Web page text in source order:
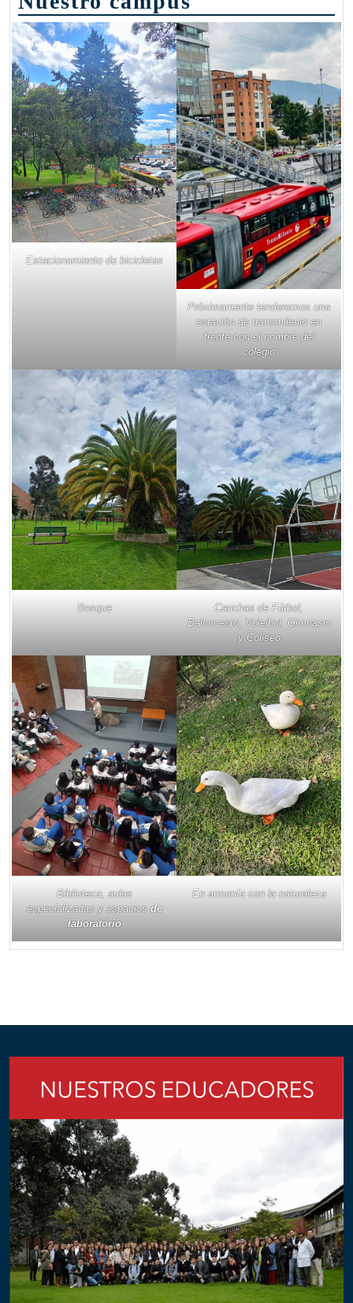
Estacionamiento de bicicletas
Próximamente tenderemos una
estación de transmilenio en
frente con el nombre del
colegio
Bosque
Canchas de Fútbol,
Baloncesto, Voleibol, Gimnasio
y Coliseo
Biblioteca, aulas
especializadas y espaciosde
laboratorio
En armonía con la naturaleza